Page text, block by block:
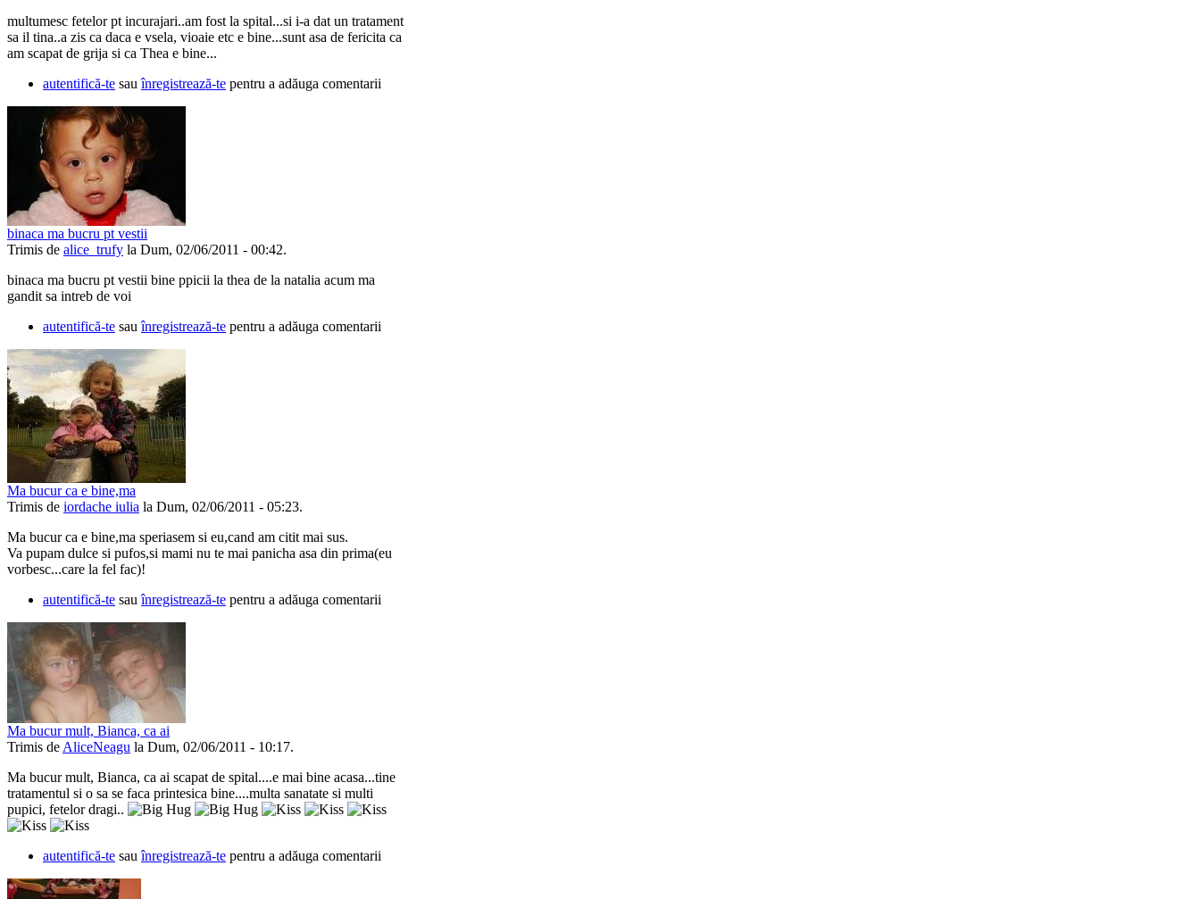
multumesc fetelor pt incurajari..am fost la spital...si i-a dat un tratament
sa il tina..a zis ca daca e vsela, vioaie etc e bine...sunt asa de fericita ca
am scapat de grija si ca Thea e bine...
autentifică-te sauînregistrează-te pentru a adăuga comentarii
binaca ma bucru pt vestii
Trimis de alice_trufy la Dum, 02/06/2011 - 00:42.
binaca ma bucru pt vestii bine ppicii la thea de la natalia acum ma
gandit sa intreb de voi
autentifică-te sauînregistrează-te pentru a adăuga comentarii
Ma bucur ca e bine,ma
Trimis de iordache iulia la Dum, 02/06/2011 - 05:23.
Ma bucur ca e bine,ma speriasem si eu,cand am citit mai sus.
Va pupam dulce si pufos,si mami nu te mai panicha asa din prima(eu
vorbesc...care la fel fac)!
autentifică-te sauînregistrează-te pentru a adăuga comentarii
Ma bucur mult, Bianca, ca ai
Trimis de AliceNeagu la Dum, 02/06/2011 - 10:17.
Ma bucur mult, Bianca, ca ai scapat de spital....e mai bine acasa...tine
tratamentul si o sa se faca printesica bine....multa sanatate si multi
pupici, fetelor dragi..
autentifică-te sauînregistrează-te pentru a adăuga comentarii